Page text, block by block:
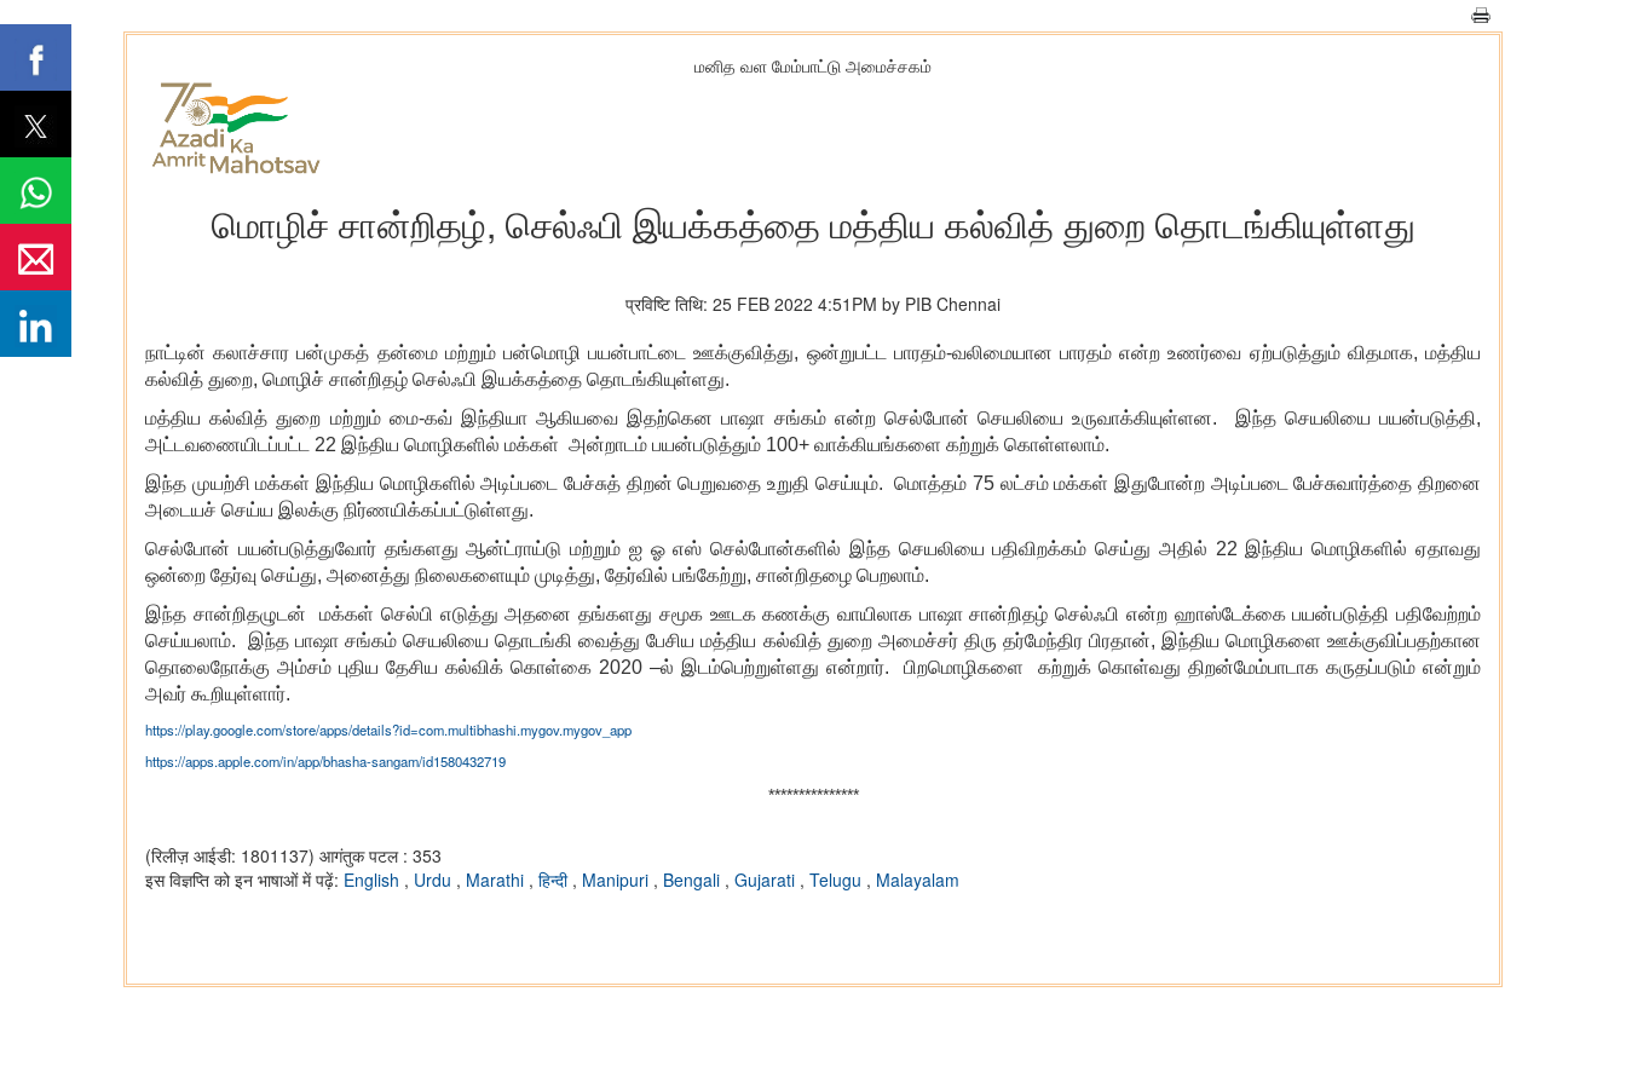
மனித வள மேம்பாட்டு அமைச்சகம்
மொழிச் சான்றிதழ், செல்ஃபி இயக்கத்தை மத்திய கல்வித் துறை தொடங்கியுள்ளது
प्रविष्टि तिथि: 25 FEB 2022 4:51PM by PIB Chennai
நாட்டின் கலாச்சார பன்முகத் தன்மை மற்றும் பன்மொழி பயன்பாட்டை ஊக்குவித்து, ஒன்றுபட்ட பாரதம்-வலிமையான பாரதம் என்ற உணர்வை ஏற்படுத்தும் விதமாக, மத்திய
கல்வித் துறை, மொழிச் சான்றிதழ் செல்ஃபி இயக்கத்தை தொடங்கியுள்ளது.
மத்திய கல்வித் துறை மற்றும் மை-கவ் இந்தியா ஆகியவை இதற்கென பாஷா சங்கம் என்ற செல்போன் செயலியை உருவாக்கியுள்ளன. இந்த செயலியை பயன்படுத்தி,
அட்டவணையிடப்பட்ட 22 இந்திய மொழிகளில் மக்கள் அன்றாடம் பயன்படுத்தும் 100+ வாக்கியங்களை கற்றுக் கொள்ளலாம்.
இந்த முயற்சி மக்கள் இந்திய மொழிகளில் அடிப்படை பேச்சுத் திறன் பெறுவதை உறுதி செய்யும். மொத்தம் 75 லட்சம் மக்கள் இதுபோன்ற அடிப்படை பேச்சுவார்த்தை திறனை
அடையச் செய்ய இலக்கு நிர்ணயிக்கப்பட்டுள்ளது.
செல்போன் பயன்படுத்துவோர் தங்களது ஆன்ட்ராய்டு மற்றும் ஐ ஓ எஸ் செல்போன்களில் இந்த செயலியை பதிவிறக்கம் செய்து அதில் 22 இந்திய மொழிகளில் ஏதாவது
ஒன்றை தேர்வு செய்து, அனைத்து நிலைகளையும் முடித்து, தேர்வில் பங்கேற்று, சான்றிதழை பெறலாம்.
இந்த சான்றிதழுடன் மக்கள் செல்பி எடுத்து அதனை தங்களது சமூக ஊடக கணக்கு வாயிலாக பாஷா சான்றிதழ் செல்ஃபி என்ற ஹாஸ்டேக்கை பயன்படுத்தி பதிவேற்றம்
செய்யலாம். இந்த பாஷா சங்கம் செயலியை தொடங்கி வைத்து பேசிய மத்திய கல்வித் துறை அமைச்சர் திரு தர்மேந்திர பிரதான், இந்திய மொழிகளை ஊக்குவிப்பதற்கான
தொலைநோக்கு அம்சம் புதிய தேசிய கல்விக் கொள்கை 2020 –ல் இடம்பெற்றுள்ளது என்றார். பிறமொழிகளை கற்றுக் கொள்வது திறன்மேம்பாடாக கருதப்படும் என்றும்
அவர் கூறியுள்ளார்.
https://play.google.com/store/apps/details?id=com.multibhashi.mygov.mygov_app
https://apps.apple.com/in/app/bhasha-sangam/id1580432719
***************
(रिलीज़ आईडी: 1801137) आगंतुक पटल : 353
इस विज्ञप्ति को इन भाषाओं में पढ़ें: English , Urdu , Marathi , हिन्दी , Manipuri , Bengali , Gujarati , Telugu , Malayalam